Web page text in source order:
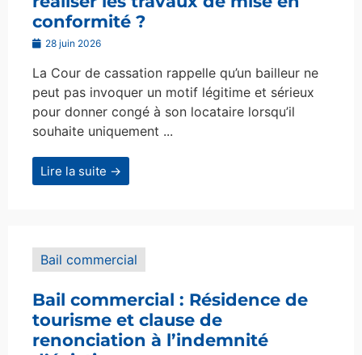
conformité ?
28 juin 2026
La Cour de cassation rappelle qu’un bailleur ne
peut pas invoquer un motif légitime et sérieux
pour donner congé à son locataire lorsqu’il
souhaite uniquement ...
Lire la suite →
Bail commercial
Bail commercial : Résidence de
tourisme et clause de
renonciation à l’indemnité